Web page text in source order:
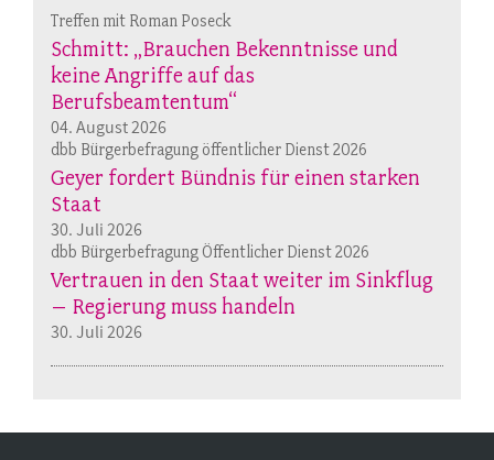
Treffen mit Roman Poseck
Schmitt: „Brauchen Bekenntnisse und
keine Angriffe auf das
Berufsbeamtentum“
04. August 2026
dbb Bürgerbefragung öffentlicher Dienst 2026
Geyer fordert Bündnis für einen starken
Staat
30. Juli 2026
dbb Bürgerbefragung Öffentlicher Dienst 2026
Vertrauen in den Staat weiter im Sinkflug
– Regierung muss handeln
30. Juli 2026